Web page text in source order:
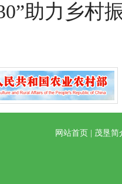
助力乡村
网站首页 茂垦简